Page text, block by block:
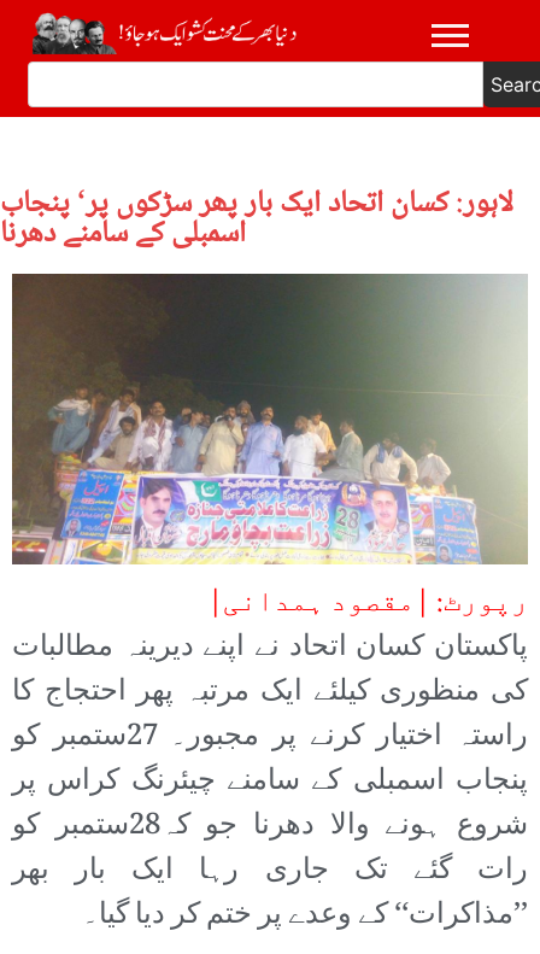
لاہور: کسان اتحاد ایک بار پھر سڑکوں پر‘ پنجاب
اسمبلی کے سامنے دھرنا
رپورٹ: |مقصود ہمدانی|
پاکستان کسان اتحاد نے اپنے دیرینہ مطالبات
کی منظوری کیلئے ایک مرتبہ پھر احتجاج کا
راستہ اختیار کرنے پر مجبور۔ 27ستمبر کو
پنجاب اسمبلی کے سامنے چیئرنگ کراس پر
شروع ہونے والا دھرنا جو کہ28ستمبر کو
رات گئے تک جاری رہا ایک بار بھر
’’مذاکرات‘‘ کے وعدے پر ختم کر دیا گیا۔